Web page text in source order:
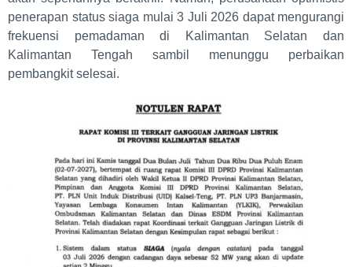
penerapan status siaga mulai 3 Juli 2026 dapat mengurangi
frekuensi pemadaman di Kalimantan Selatan dan
Kalimantan Tengah sambil menunggu perbaikan
pembangkit selesai.